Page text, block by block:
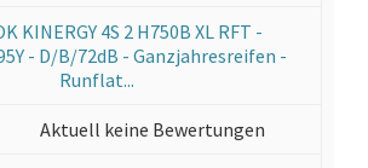
KINERGY 4S 2 H750B XL RFT -
- D/B/72dB - Ganzjahresreifen -
Runflat...
Aktuell keine Bewertungen